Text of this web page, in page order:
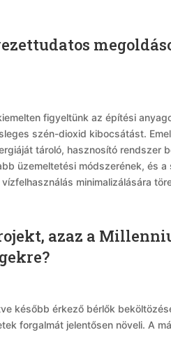
figyeltünk az építési
szén-dioxid kibocsátást.
tároló, hasznosító rendszer
üzemeltetési módszerének, és
minimalizálására
azaz a
később érkező bérlők
forgalmát jelentősen növeli. A